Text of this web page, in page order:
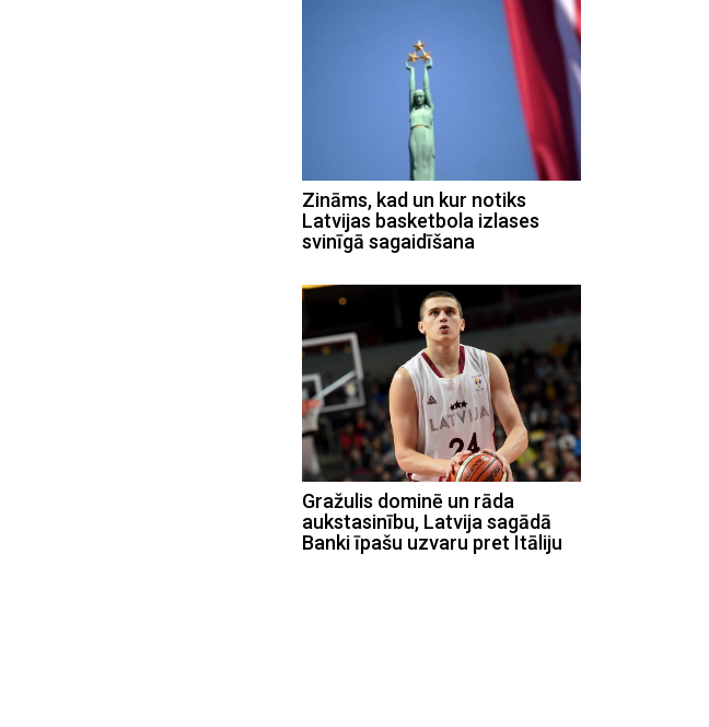
Zināms, kad un kur notiks
Latvijas basketbola izlases
svinīgā sagaidīšana
Gražulis dominē un rāda
aukstasinību, Latvija sagādā
Banki īpašu uzvaru pret Itāliju